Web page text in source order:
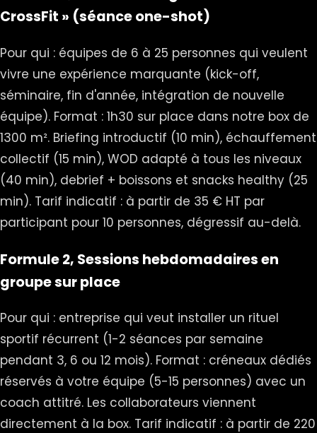
CrossFit » (séance one-shot)
Pour qui : équipes de 6 à 25 personnes qui veulent
vivre une expérience marquante (kick-off,
séminaire, fin d'année, intégration de nouvelle
équipe). Format : 1h30 sur place dans notre box de
1300 m². Briefing introductif (10 min), échauffement
collectif (15 min), WOD adapté à tous les niveaux
(40 min), debrief + boissons et snacks healthy (25
min). Tarif indicatif : à partir de 35 € HT par
participant pour 10 personnes, dégressif au-delà.
Formule 2, Sessions hebdomadaires en
groupe sur place
Pour qui : entreprise qui veut installer un rituel
sportif récurrent (1-2 séances par semaine
pendant 3, 6 ou 12 mois). Format : créneaux dédiés
réservés à votre équipe (5-15 personnes) avec un
coach attitré. Les collaborateurs viennent
directement à la box. Tarif indicatif : à partir de 220